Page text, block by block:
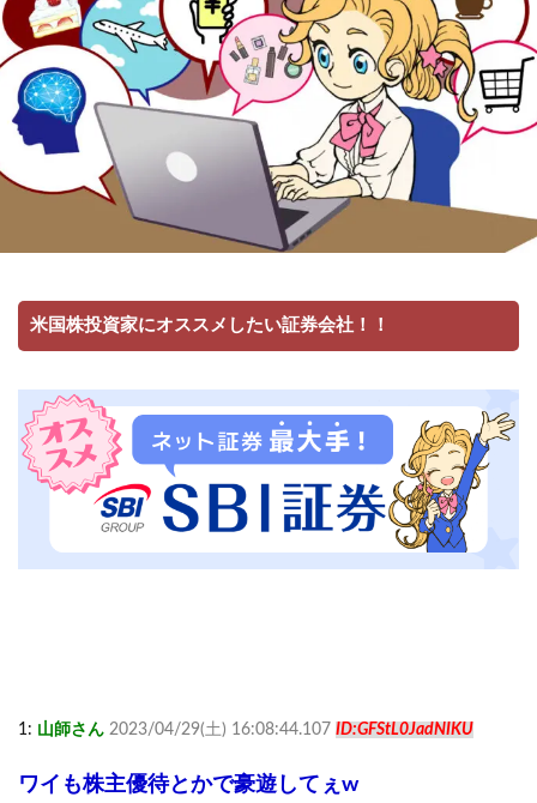
米国株投資家にオススメしたい証券会社！！
1: 山師さん 2023/04/29(土) 16:08:44.107 ID:GFStL0JadNIKU
ワイも株主優待とかで豪遊してぇw